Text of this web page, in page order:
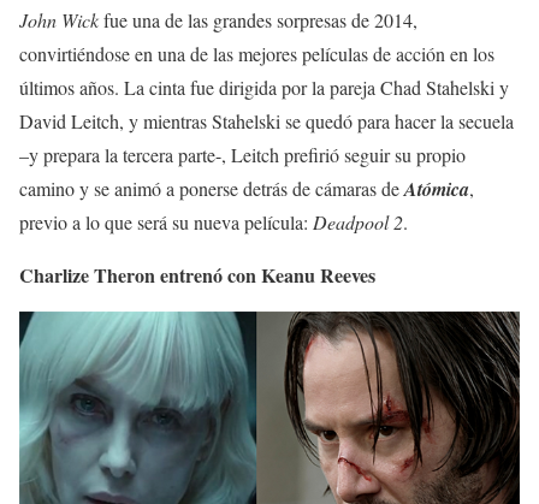
John Wickfue una de las grandes sorpresas de 2014,
convirtiéndose en una de las mejores películas de acción en los
últimos años. La cinta fue dirigida por la pareja Chad Stahelski y
David Leitch, y mientras Stahelski se quedó para hacer la secuela
–y prepara la tercera parte-, Leitch prefirió seguir su propio
camino y se animó a ponerse detrás de cámaras deAtómica,
previo a lo que será su nueva película: Deadpool 2.
Charlize Theron entrenó con Keanu Reeves